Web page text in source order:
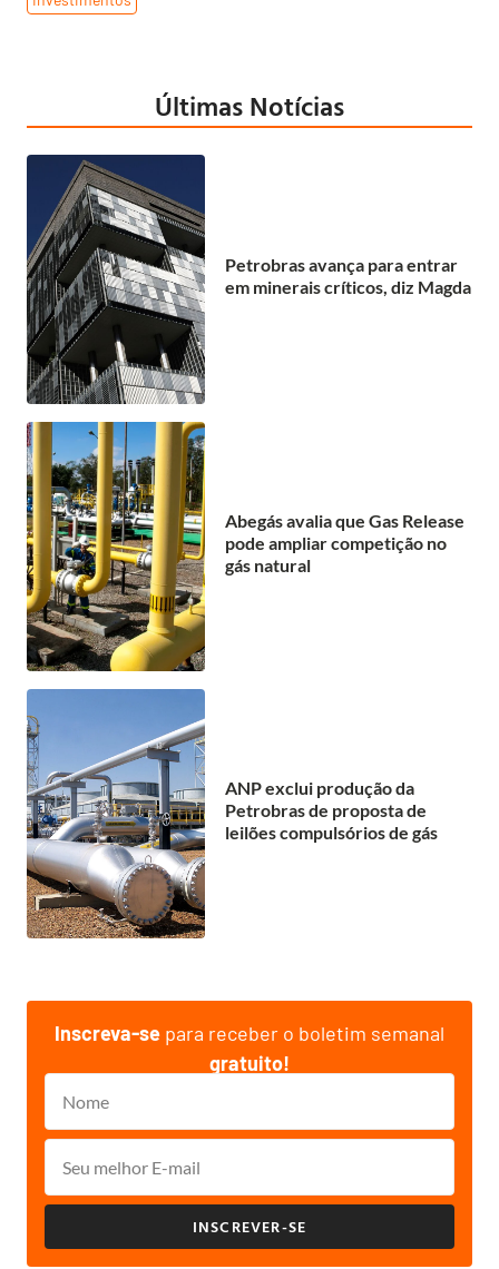
Últimas Notícias
Petrobras avança para entrar
em minerais críticos, diz Magda
Abegás avalia que Gas Release
pode ampliar competição no
gás natural
ANP exclui produção da
Petrobras de proposta de
leilões compulsórios de gás
Inscreva-se para receber o boletim semanal
gratuito!
INSCREVER-SE